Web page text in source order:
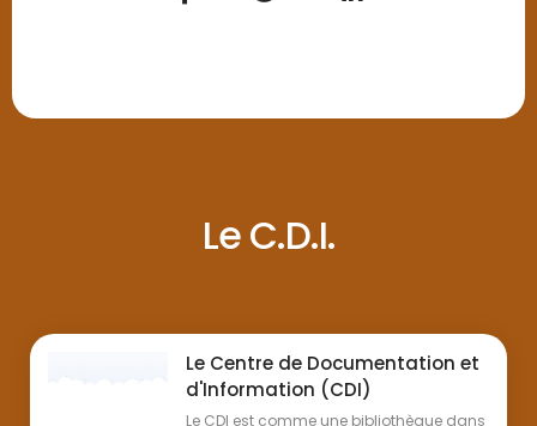
Le C.D.I.
Le Centre de Documentation et
d'Information (CDI)
Le CDI est comme une bibliothèque dans